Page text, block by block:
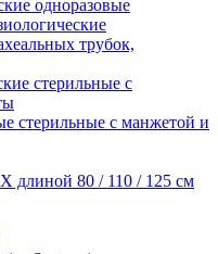
одноразовые
трубок,
стерильные с
стерильные с манжетой и
длиной 80 / 110 / 125 см